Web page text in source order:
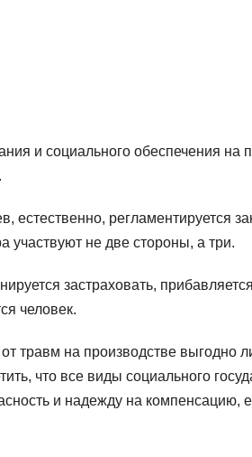
и социального обеспечения на
естественно, регламентируется
участвуют не две стороны, а три.
застраховать,
человек.
травм на производстве выгодно
что все виды социального
и надежду на компенсацию,